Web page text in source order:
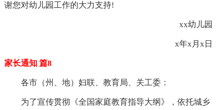
谢您对幼儿园工作的大力支持!
xx幼儿园
x年x月x日
家长通知 篇8
各市（州、地）妇联、教育局、关工委：
为了宣传贯彻《全国家庭教育指导大纲》，依托城乡